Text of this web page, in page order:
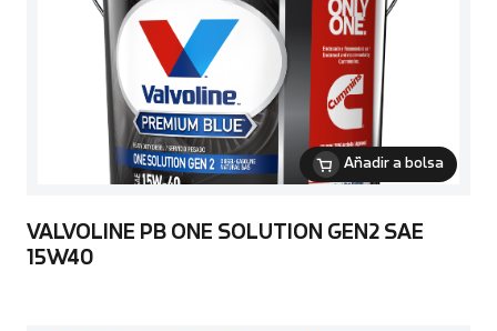
Añadir a bolsa
VALVOLINE PB ONE SOLUTION GEN2 SAE
15W40